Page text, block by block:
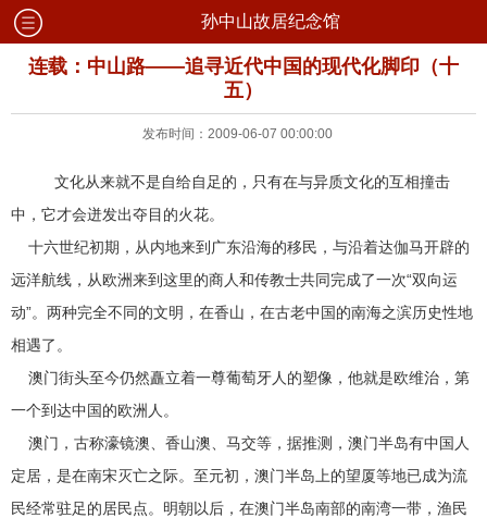
孙中山故居纪念馆
连载：中山路——追寻近代中国的现代化脚印（十
五）
发布时间：2009-06-07 00:00:00
文化从来就不是自给自足的，只有在与异质文化的互相撞击
中，它才会迸发出夺目的火花。
十六世纪初期，从内地来到广东沿海的移民，与沿着达伽马开辟的
远洋航线，从欧洲来到这里的商人和传教士共同完成了一次“双向运
动”。两种完全不同的文明，在香山，在古老中国的南海之滨历史性地
相遇了。
澳门街头至今仍然矗立着一尊葡萄牙人的塑像，他就是欧维治，第
一个到达中国的欧洲人。
澳门，古称濠镜澳、香山澳、马交等，据推测，澳门半岛有中国人
定居，是在南宋灭亡之际。至元初，澳门半岛上的望厦等地已成为流
民经常驻足的居民点。明朝以后，在澳门半岛南部的南湾一带，渔民